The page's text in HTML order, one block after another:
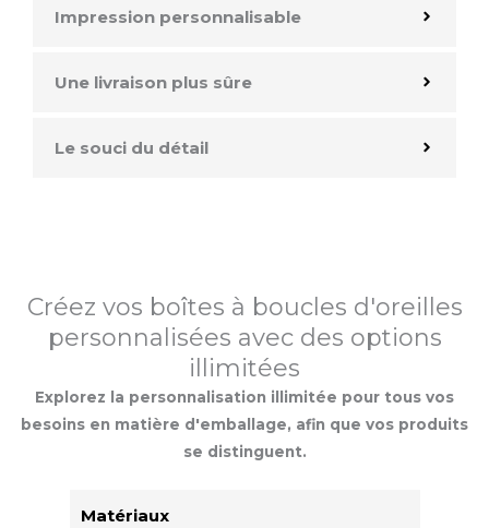
Impression personnalisable
Une livraison plus sûre
Le souci du détail
Créez vos boîtes à boucles d'oreilles
personnalisées avec des options
illimitées
Explorez la personnalisation illimitée pour tous vos
besoins en matière d'emballage, afin que vos produits
se distinguent.
Matériaux